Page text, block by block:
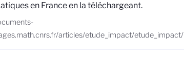
en France en la téléchargeant.
articles/etude_impact/etude_impact/